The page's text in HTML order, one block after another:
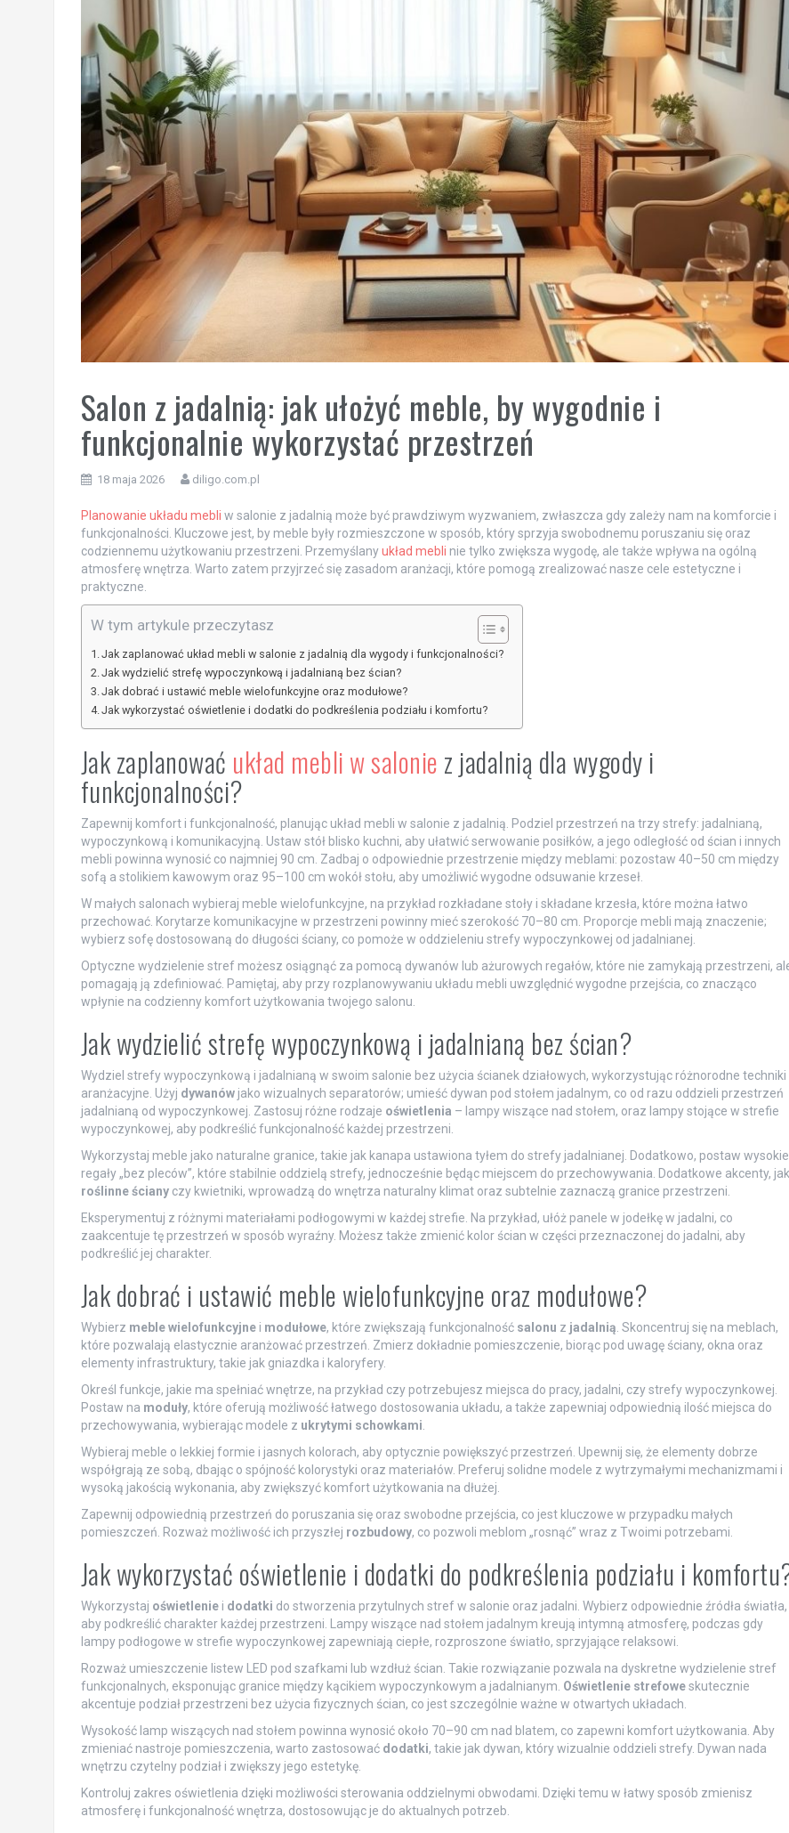
Salon z jadalnią: jak ułożyć meble, by wygodnie i
funkcjonalnie wykorzystać przestrzeń
18 maja 2026 diligo.com.pl
Planowanie układu mebli w salonie z jadalnią może być prawdziwym wyzwaniem, zwłaszcza gdy zależy nam na komforcie i
funkcjonalności. Kluczowe jest, by meble były rozmieszczone w sposób, który sprzyja swobodnemu poruszaniu się oraz
codziennemu użytkowaniu przestrzeni. Przemyślanyukład mebli nie tylko zwiększa wygodę, ale także wpływa na ogólną
atmosferę wnętrza. Warto zatem przyjrzeć się zasadom aranżacji, które pomogą zrealizować nasze cele estetyczne i
praktyczne.
W tym artykule przeczytasz
Jak zaplanować układ mebli w salonie z jadalnią dla wygody i funkcjonalności?
Jak wydzielić strefę wypoczynkową i jadalnianą bez ścian?
Jak dobrać i ustawić meble wielofunkcyjne oraz modułowe?
Jak wykorzystać oświetlenie i dodatki do podkreślenia podziału i komfortu?
Jak zaplanować układ mebli w salonie z jadalnią dla wygody i
funkcjonalności?
Zapewnij komfort i funkcjonalność, planując układ mebli w salonie z jadalnią. Podziel przestrzeń na trzy strefy: jadalnianą,
wypoczynkową i komunikacyjną. Ustaw stół blisko kuchni, aby ułatwić serwowanie posiłków, a jego odległość od ścian i innych
mebli powinna wynosić co najmniej 90 cm. Zadbaj o odpowiednie przestrzenie między meblami: pozostaw 40–50 cm między
sofą a stolikiem kawowym oraz 95–100 cm wokół stołu, aby umożliwić wygodne odsuwanie krzeseł.
W małych salonach wybieraj meble wielofunkcyjne, na przykład rozkładane stoły i składane krzesła, które można łatwo
przechować. Korytarze komunikacyjne w przestrzeni powinny mieć szerokość 70–80 cm. Proporcje mebli mają znaczenie;
wybierz sofę dostosowaną do długości ściany, co pomoże w oddzieleniu strefy wypoczynkowej od jadalnianej.
Optyczne wydzielenie stref możesz osiągnąć za pomocą dywanów lub ażurowych regałów, które nie zamykają przestrzeni,
pomagają ją zdefiniować. Pamiętaj, aby przy rozplanowywaniu układu mebli uwzględnić wygodne przejścia, co znacząco
wpłynie na codzienny komfort użytkowania twojego salonu.
Jak wydzielić strefę wypoczynkową i jadalnianą bez ścian?
Wydziel strefy wypoczynkową i jadalnianą w swoim salonie bez użycia ścianek działowych, wykorzystując różnorodne techniki
aranżacyjne. Użyj dywanówjako wizualnych separatorów; umieść dywan pod stołem jadalnym, co od razu oddzieli przestrzeń
jadalnianą od wypoczynkowej. Zastosuj różne rodzaje oświetlenia – lampy wiszące nad stołem, oraz lampy stojące w strefie
wypoczynkowej, aby podkreślić funkcjonalność każdej przestrzeni.
Wykorzystaj meble jako naturalne granice, takie jak kanapa ustawiona tyłem do strefy jadalnianej. Dodatkowo, postaw wysokie
regały „bez pleców”, które stabilnie oddzielą strefy, jednocześnie będąc miejscem do przechowywania. Dodatkowe akcenty, jak
roślinne ścianyczy kwietniki, wprowadzą do wnętrza naturalny klimat oraz subtelnie zaznaczą granice przestrzeni.
Eksperymentuj z różnymi materiałami podłogowymi w każdej strefie. Na przykład, ułóż panele w jodełkę w jadalni, co
zaakcentuje tę przestrzeń w sposób wyraźny. Możesz także zmienić kolor ścian w części przeznaczonej do jadalni, aby
podkreślić jej charakter.
Jak dobrać i ustawić meble wielofunkcyjne oraz modułowe?
Wybierz meble wielofunkcyjnei modułowe, które zwiększają funkcjonalność salonu z jadalnią . Skoncentruj się na meblach,
które pozwalają elastycznie aranżować przestrzeń. Zmierz dokładnie pomieszczenie, biorąc pod uwagę ściany, okna oraz
elementy infrastruktury, takie jak gniazdka i kaloryfery.
Określ funkcje, jakie ma spełniać wnętrze, na przykład czy potrzebujesz miejsca do pracy, jadalni, czy strefy wypoczynkowej.
Postaw na moduły, które oferują możliwość łatwego dostosowania układu, a także zapewniaj odpowiednią ilość miejsca do
przechowywania, wybierając modele z ukrytymi schowkami
Wybieraj meble o lekkiej formie i jasnych kolorach, aby optycznie powiększyć przestrzeń. Upewnij się, że elementy dobrze
współgrają ze sobą, dbając o spójność kolorystyki oraz materiałów. Preferuj solidne modele z wytrzymałymi mechanizmami i
wysoką jakością wykonania, aby zwiększyć komfort użytkowania na dłużej.
Zapewnij odpowiednią przestrzeń do poruszania się oraz swobodne przejścia, co jest kluczowe w przypadku małych
pomieszczeń. Rozważ możliwość ich przyszłej rozbudowy, co pozwoli meblom „rosnąć” wraz z Twoimi potrzebami.
Jak wykorzystać oświetlenie i dodatki do podkreślenia podziału i
Wykorzystaj oświetleniei dodatki do stworzenia przytulnych stref w salonie oraz jadalni. Wybierz odpowiednie źródła światła,
aby podkreślić charakter każdej przestrzeni. Lampy wiszące nad stołem jadalnym kreują intymną atmosferę, podczas gdy
lampy podłogowe w strefie wypoczynkowej zapewniają ciepłe, rozproszone światło, sprzyjające relaksowi.
Rozważ umieszczenie listew LED pod szafkami lub wzdłuż ścian. Takie rozwiązanie pozwala na dyskretne wydzielenie stref
funkcjonalnych, eksponując granice między kącikiem wypoczynkowym a jadalnianym. Oświetlenie strefoweskutecznie
akcentuje podział przestrzeni bez użycia fizycznych ścian, co jest szczególnie ważne w otwartych układach.
Wysokość lamp wiszących nad stołem powinna wynosić około 70–90 cm nad blatem, co zapewni komfort użytkowania. Aby
zmieniać nastroje pomieszczenia, warto zastosować dodatki, takie jak dywan, który wizualnie oddzieli strefy. Dywan nada
wnętrzu czytelny podział i zwiększy jego estetykę.
Kontroluj zakres oświetlenia dzięki możliwości sterowania oddzielnymi obwodami. Dzięki temu w łatwy sposób zmienisz
atmosferę i funkcjonalność wnętrza, dostosowując je do aktualnych potrzeb.